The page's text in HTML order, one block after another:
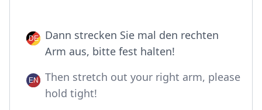
Dann strecken Sie mal den rechten
Arm aus, bitte fest halten!
Then stretch out your right arm, please
hold tight!